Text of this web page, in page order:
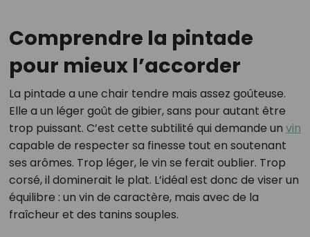
Comprendre la pintade
pour mieux l’accorder
La pintade a une chair tendre mais assez goûteuse.
Elle a un léger goût de gibier, sans pour autant être
trop puissant. C’est cette subtilité qui demande un vin
capable de respecter sa finesse tout en soutenant
ses arômes. Trop léger, le vin se ferait oublier. Trop
corsé, il dominerait le plat. L’idéal est donc de viser un
équilibre : un vin de caractère, mais avec de la
fraîcheur et des tanins souples.